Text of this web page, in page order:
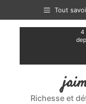
contenu
Tout
4
Richesse et